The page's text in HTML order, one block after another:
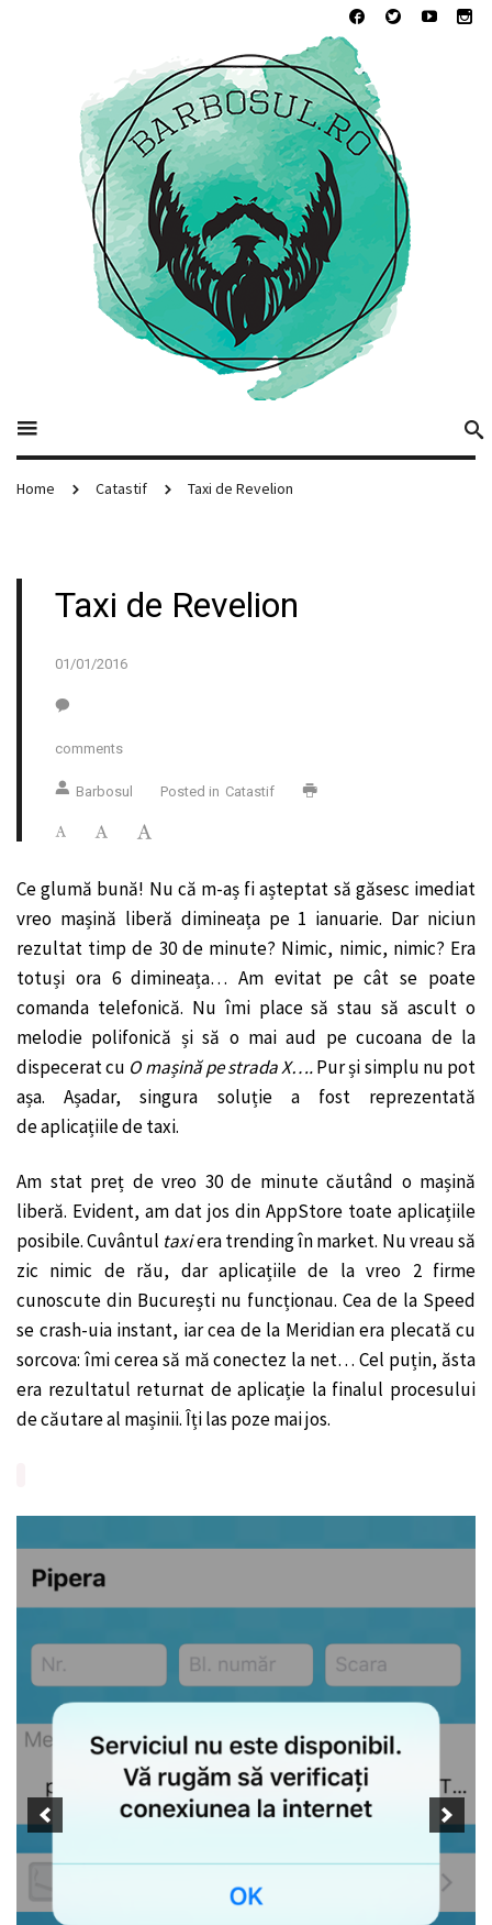
Home Catastif Taxi de Revelion
Taxi de Revelion
01/01/2016
comments
Barbosul Posted in Catastif
Ce glumă bună! Nu că m-aș fi așteptat să găsesc imediat
vreo mașină liberă dimineața pe 1 ianuarie. Dar niciun
rezultat timp de 30 de minute? Nimic, nimic, nimic? Era
totuși ora 6 dimineața… Am evitat pe cât se poate
comanda telefonică. Nu îmi place să stau să ascult o
melodie polifonică și să o mai aud pe cucoana de la
dispecerat cu O mașină pe strada X….Pur și simplu nu pot
așa. Așadar, singura soluție a fost reprezentată
de aplicațiile de taxi.
Am stat preț de vreo 30 de minute căutând o mașină
liberă. Evident, am dat jos din AppStore toate aplicațiile
posibile. Cuvântul taxiera trending în market. Nu vreau să
zic nimic de rău, dar aplicațiile de la vreo 2 firme
cunoscute din București nu funcționau. Cea de la Speed
se crash-uia instant, iar cea de la Meridian era plecată cu
sorcova: îmi cerea să mă conectez la net… Cel puțin, ăsta
era rezultatul returnat de aplicație la finalul procesului
de căutare al mașinii. Îți las poze mai jos.